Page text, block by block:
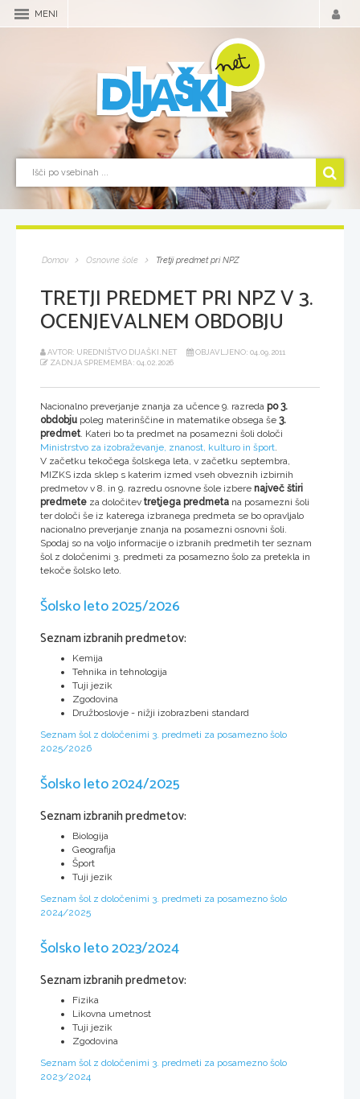
MENI
Domov Osnovne šole Tretji predmet pri NPZ
TRETJI PREDMET PRI NPZ V 3.
OCENJEVALNEM OBDOBJU
AVTOR: UREDNIŠTVO DIJAŠKI.NET
OBJAVLJENO: 04.09.2011
ZADNJA SPREMEMBA: 04.02.2026
Nacionalno preverjanje znanja za učence 9. razreda po 3.
obdobju poleg materinščine in matematike obsega še 3.
predmet. Kateri bo ta predmet na posamezni šoli določi
Ministrstvo za izobraževanje, znanost, kulturo in šport
V začetku tekočega šolskega leta, v začetku septembra,
MIZKS izda sklep s katerim izmed vseh obveznih izbirnih
predmetov v 8. in 9. razredu osnovne šole izbere največ štiri
predmete za določitev tretjega predmeta na posamezni šoli
ter določi še iz katerega izbranega predmeta se bo opravljalo
nacionalno preverjanje znanja na posamezni osnovni šoli.
Spodaj so na voljo informacije o izbranih predmetih ter seznam
šol z določenimi 3. predmeti za posamezno šolo za pretekla in
tekoče šolsko leto.
Šolsko leto 2025/2026
Seznam izbranih predmetov:
Kemija
Tehnika in tehnologija
Tuji jezik
Zgodovina
Družboslovje - nižji izobrazbeni standard
Seznam šol z določenimi 3. predmeti za posamezno šolo
2025/2026
Šolsko leto 2024/2025
Seznam izbranih predmetov:
Biologija
Geografija
Šport
Tuji jezik
Seznam šol z določenimi 3. predmeti za posamezno šolo
2024/2025
Šolsko leto 2023/2024
Seznam izbranih predmetov:
Fizika
Likovna umetnost
Tuji jezik
Zgodovina
Seznam šol z določenimi 3. predmeti za posamezno šolo
2023/2024